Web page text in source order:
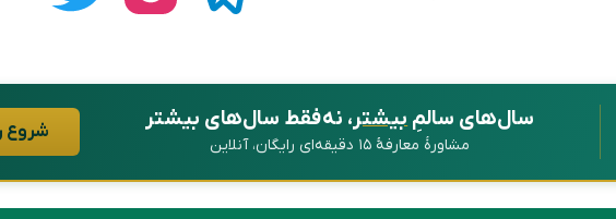
سال‌های سالمِبیشتر، نه فقط سال‌های بیشتر
مشاورهٔ معارفهٔ ۱۵ دقیقه‌ای رایگان، آنلاین
شروع